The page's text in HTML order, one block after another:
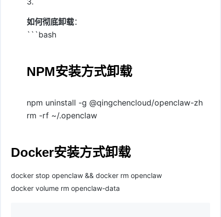
如何彻底卸载：
```bash
NPM安装方式卸载
npm uninstall -g @qingchencloud/openclaw-zh
rm -rf ~/.openclaw
Docker安装方式卸载
docker stop openclaw && docker rm openclaw
docker volume rm openclaw-data